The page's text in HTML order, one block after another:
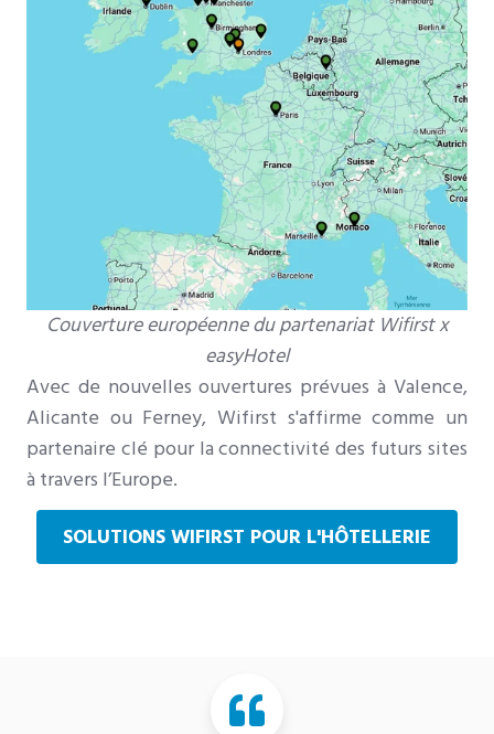
Couverture européenne du partenariat Wifirst x
easyHotel
Avec de nouvelles ouvertures prévues à Valence,
Alicante ou Ferney, Wifirst s'affirme comme un
partenaire clé pour la connectivité des futurs sites
à travers l’Europe.
SOLUTIONS WIFIRST POUR L'HÔTELLERIE